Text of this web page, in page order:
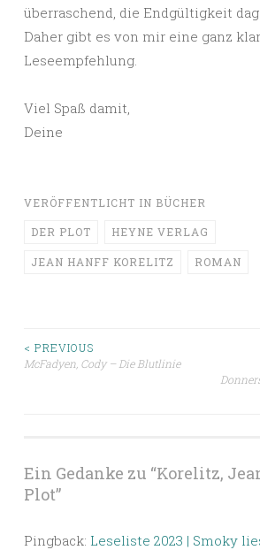
überraschend, die Endgültigkeit
Daher gibt es von mir eine ganz
Leseempfehlung.
Viel Spaß damit,
Deine
VERÖFFENTLICHT IN BÜCHER
DER PLOT HEYNE VERLAG
JEAN HANFF KORELITZ ROMAN
Beitragsnavigation
< PREVIOUS
McFadyen, Cody – Die Blutlinie
Ein Gedanke zu “Korelitz,
Plot”
Pingback: Leseliste 2023 | Smoky